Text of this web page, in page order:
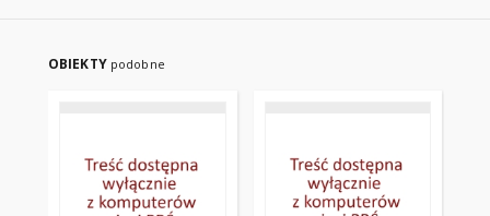
OBIEKTY podobne